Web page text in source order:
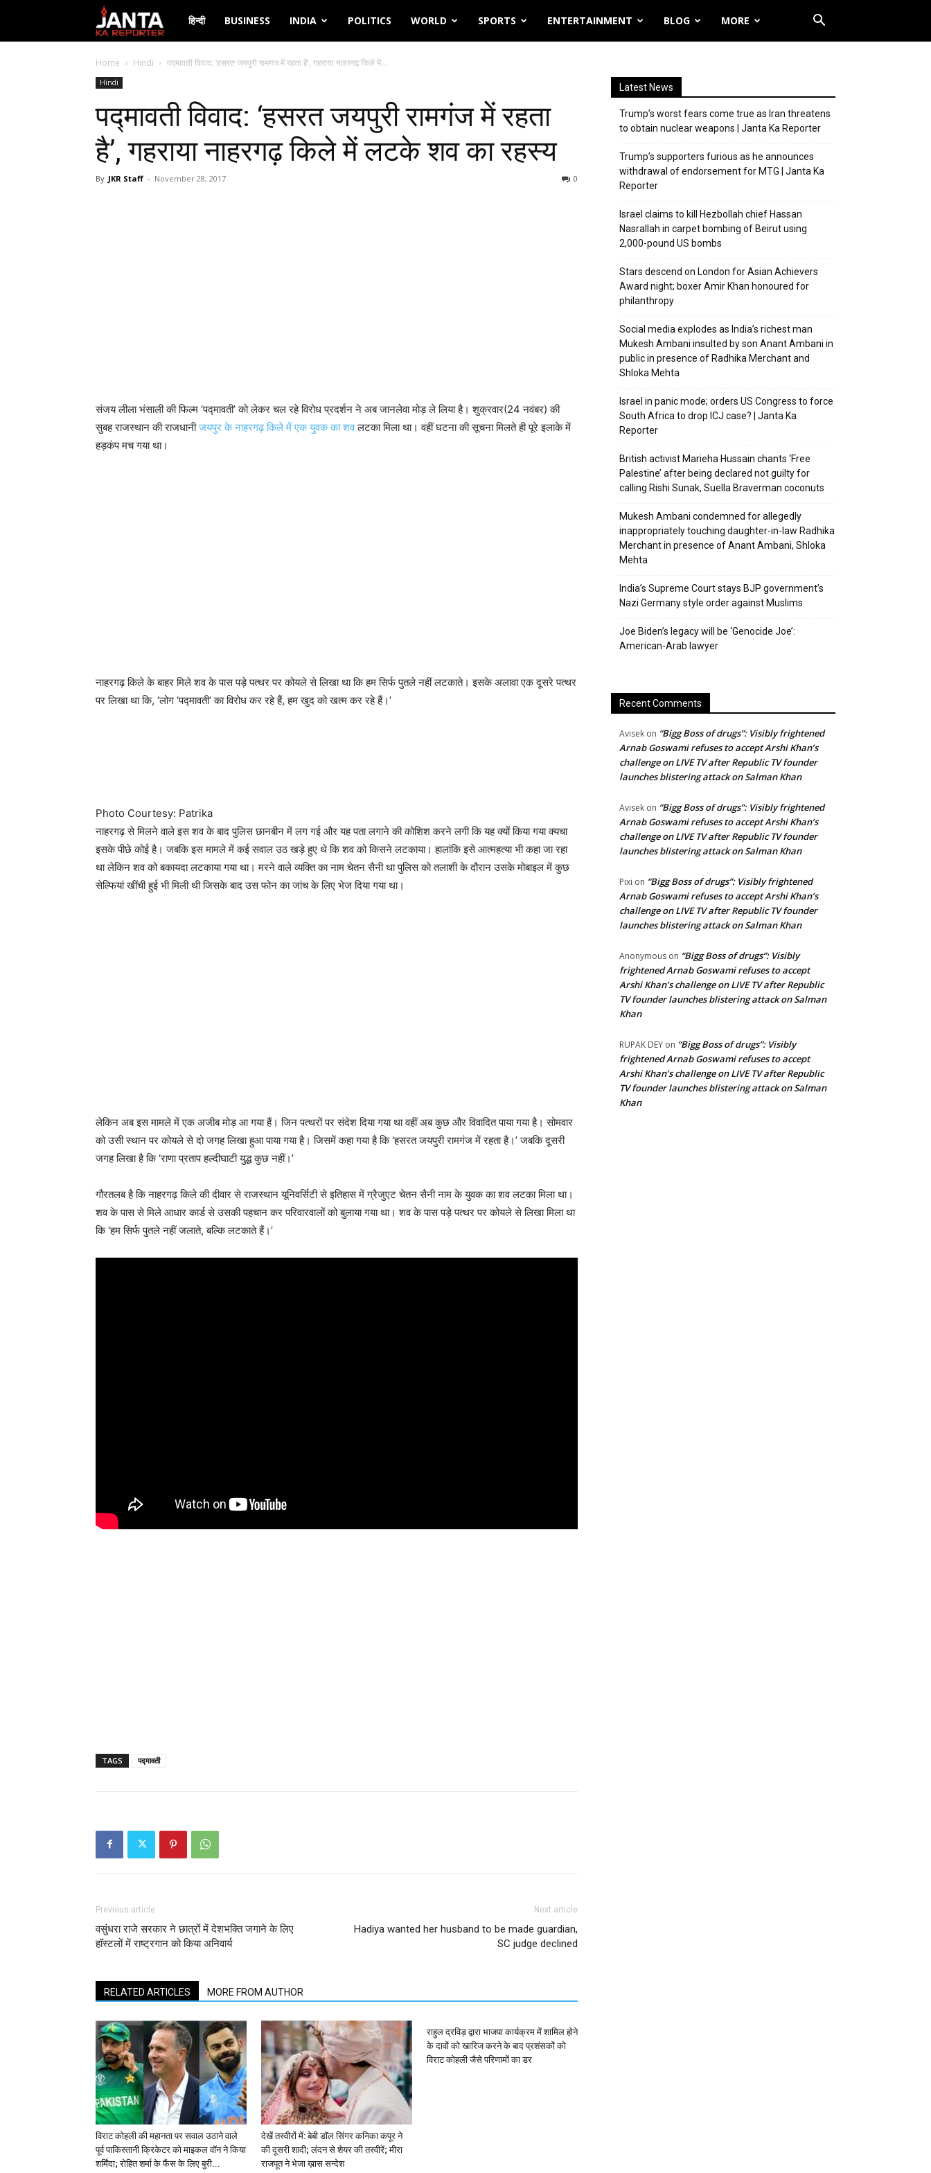
Janta
Ka
Reporter
हिन्दी BUSINESS INDIA POLITICS WORLD SPORTS ENTERTAINMENT BLOG MORE
Home Hindi पद्मावती विवाद: ‘हसरत जयपुरी रामगंज में रहता है’, गहराया नाहरगढ़ किले में...
Hindi
पद्मावती विवाद: ‘हसरत जयपुरी रामगंज में रहता
है’, गहराया नाहरगढ़ किले में लटके शव का रहस्य
By JKR Staff - November 28, 2017 0
संजय लीला भंसाली की फिल्म ‘पद्मावती’ को लेकर चल रहे विरोध प्रदर्शन ने अब जानलेवा मोड़ ले लिया है। शुक्रवार(24 नवंबर) की
सुबह राजस्थान की राजधानीजयपुर के नाहरगढ़ किले में एक युवक का शवलटका मिला था। वहीं घटना की सूचना मिलते ही पूरे इलाके में
हड़कंप मच गया था।
नाहरगढ़ किले के बाहर मिले शव के पास पड़े पत्थर पर कोयले से लिखा था कि हम सिर्फ पुतले नहीं लटकाते। इसके अलावा एक दूसरे पत्थर
पर लिखा था कि, ‘लोग ‘पद्मावती’ का विरोध कर रहे हैं, हम खुद को खत्म कर रहे हैं।’
Photo Courtesy: Patrika
नाहरगढ़ से मिलने वाले इस शव के बाद पुलिस छानबीन में लग गई और यह पता लगाने की कोशिश करने लगी कि यह क्यों किया गया क्यचा
इसके पीछे कोई है। जबकि इस मामले में कई सवाल उठ खड़े हुए थे कि शव को किसने लटकाया। हालांकि इसे आत्महत्या भी कहा जा रहा
था लेकिन शव को बकायदा लटकाया गया था। मरने वाले व्यक्ति का नाम चेतन सैनी था पुलिस को तलाशी के दौरान उसके मोबाइल में कुछ
सेल्फियां खींची हुई भी मिली थी जिसके बाद उस फोन का जांच के लिए भेज दिया गया था।
लेकिन अब इस मामले में एक अजीब मोड़ आ गया हैं। जिन पत्थरों पर संदेश दिया गया था वहीं अब कुछ और विवादित पाया गया है। सोमवार
को उसी स्थान पर कोयले से दो जगह लिखा हुआ पाया गया है। जिसमें कहा गया है कि ‘हसरत जयपुरी रामगंज में रहता है।’ जबकि दूसरी
जगह लिखा है कि ‘राणा प्रताप हल्दीघाटी युद्ध कुछ नहीं।’
गौरतलब है कि नाहरगढ़ किले की दीवार से राजस्थान यूनिवर्सिटी से इतिहास में ग्रैजुएट चेतन सैनी नाम के युवक का शव लटका मिला था।
शव के पास से मिले आधार कार्ड से उसकी पहचान कर परिवारवालों को बुलाया गया था। शव के पास पड़े पत्थर पर कोयले से लिखा मिला था
कि ‘हम सिर्फ पुतले नहीं जलाते, बल्कि लटकाते हैं।’
TAGS पद्मावती
Previous article
वसुंधरा राजे सरकार ने छात्रों में देशभक्ति जगाने के लिए
हॉस्टलों में राष्ट्रगान को किया अनिवार्य
Next article
Hadiya wanted her husband to be made guardian,
SC judge declined
RELATED ARTICLES MORE FROM AUTHOR
विराट कोहली की महानता पर सवाल उठाने वाले
पूर्व पाकिस्तानी क्रिकेटर को माइकल वॉन ने किया
शर्मिंदा; रोहित शर्मा के फैंस के लिए बुरी...
देखें तस्वीरों में: बेबी डॉल सिंगर कनिका कपूर ने
की दूसरी शादी; लंदन से शेयर की तस्वीरें; मीरा
राजपूत ने भेजा ख़ास सन्देश
राहुल द्रविड़ द्वारा भाजपा कार्यक्रम में शामिल होने
के दावों को खारिज करने के बाद प्रशंसकों को
विराट कोहली जैसे परिणामों का डर
Latest News
Trump’s worst fears come true as Iran threatens
to obtain nuclear weapons | Janta Ka Reporter
Trump’s supporters furious as he announces
withdrawal of endorsement for MTG | Janta Ka
Reporter
Israel claims to kill Hezbollah chief Hassan
Nasrallah in carpet bombing of Beirut using
2,000-pound US bombs
Stars descend on London for Asian Achievers
Award night; boxer Amir Khan honoured for
philanthropy
Social media explodes as India’s richest man
Mukesh Ambani insulted by son Anant Ambani in
public in presence of Radhika Merchant and
Shloka Mehta
Israel in panic mode; orders US Congress to force
South Africa to drop ICJ case? | Janta Ka
Reporter
British activist Marieha Hussain chants ‘Free
Palestine’ after being declared not guilty for
calling Rishi Sunak, Suella Braverman coconuts
Mukesh Ambani condemned for allegedly
inappropriately touching daughter-in-law Radhika
Merchant in presence of Anant Ambani, Shloka
Mehta
India’s Supreme Court stays BJP government’s
Nazi Germany style order against Muslims
Joe Biden’s legacy will be ‘Genocide Joe’:
American-Arab lawyer
Recent Comments
Avisek on “Bigg Boss of drugs”: Visibly frightened
Arnab Goswami refuses to accept Arshi Khan’s
challenge on LIVE TV after Republic TV founder
launches blistering attack on Salman Khan
Avisek on “Bigg Boss of drugs”: Visibly frightened
Arnab Goswami refuses to accept Arshi Khan’s
challenge on LIVE TV after Republic TV founder
launches blistering attack on Salman Khan
Pixi on “Bigg Boss of drugs”: Visibly frightened
Arnab Goswami refuses to accept Arshi Khan’s
challenge on LIVE TV after Republic TV founder
launches blistering attack on Salman Khan
Anonymous on “Bigg Boss of drugs”: Visibly
frightened Arnab Goswami refuses to accept
Arshi Khan’s challenge on LIVE TV after Republic
TV founder launches blistering attack on Salman
Khan
RUPAK DEY on “Bigg Boss of drugs”: Visibly
frightened Arnab Goswami refuses to accept
Arshi Khan’s challenge on LIVE TV after Republic
TV founder launches blistering attack on Salman
Khan